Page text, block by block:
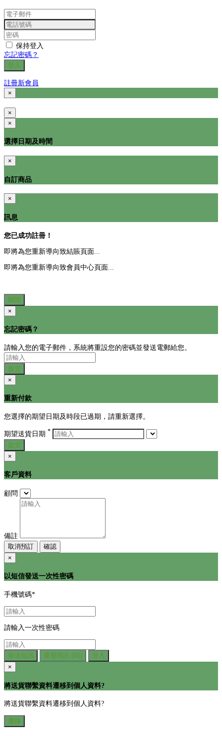
保持登入
忘記密碼？
登入
註冊新會員
×
×
×
選擇日期及時間
×
自訂商品
×
訊息
您已成功註冊！
即將為您重新導向致結賬頁面...
即將為您重新導向致會員中心頁面...
關閉
×
忘記密碼？
請輸入您的電子郵件，系統將重設您的密碼並發送電郵給您。
提交
×
重新付款
您選擇的期望日期及時段已過期，請重新選擇。
期望送貨日期 *
提交
×
客戶資料
顧問
備註
取消預訂
確認
×
以短信發送一次性密碼
手機號碼*
請輸入一次性密碼
發送短訊 重發簡訊 (45)
登入
×
將送貨聯繫資料遷移到個人資料?
將送貨聯繫資料遷移到個人資料?
遷移